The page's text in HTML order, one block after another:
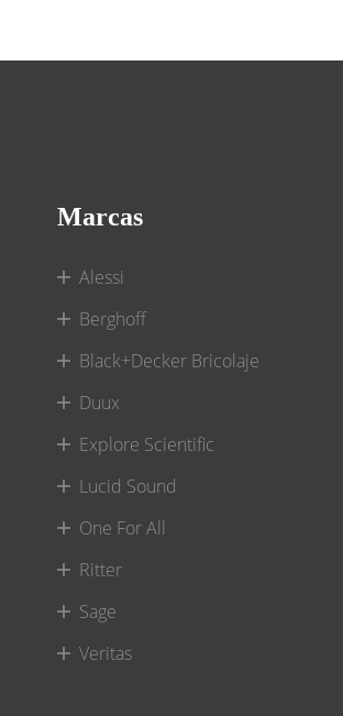
Marcas
Alessi
Berghoff
Black+Decker Bricolaje
Duux
Explore Scientific
Lucid Sound
One For All
Ritter
Sage
Veritas